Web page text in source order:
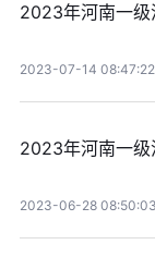
2023年河南一级
2023-07-14 08:47:22
2023年河南一级
2023-06-28 08:50:03